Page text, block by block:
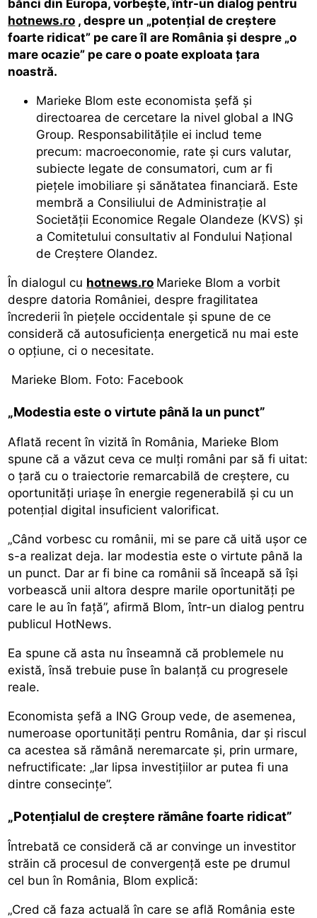
bănci din Europa, vorbește, într-un dialog pentru
hotnews.ro , despre un „potențial de creștere
foarte ridicat” pe care îl are România și despre „o
mare ocazie” pe care o poate exploata țara
noastră.
Marieke Blom este economista șefă și
directoarea de cercetare la nivel global a ING
Group. Responsabilitățile ei includ teme
precum: macroeconomie, rate și curs valutar,
subiecte legate de consumatori, cum ar fi
piețele imobiliare și sănătatea financiară. Este
membră a Consiliului de Administrație al
Societății Economice Regale Olandeze (KVS) și
a Comitetului consultativ al Fondului Național
de Creștere Olandez.
În dialogul cu hotnews.ro Marieke Blom a vorbit
despre datoria României, despre fragilitatea
încrederii în piețele occidentale și spune de ce
consideră că autosuficiența energetică nu mai este
o opțiune, ci o necesitate.
Marieke Blom. Foto: Facebook
„Modestia este o virtute până la un punct”
Aflată recent în vizită în România, Marieke Blom
spune că a văzut ceva ce mulți români par să fi uitat:
o țară cu o traiectorie remarcabilă de creștere, cu
oportunități uriașe în energie regenerabilă și cu un
potențial digital insuficient valorificat.
„Când vorbesc cu românii, mi se pare că uită ușor ce
s-a realizat deja. Iar modestia este o virtute până la
un punct. Dar ar fi bine ca românii să înceapă să își
vorbească unii altora despre marile oportunități pe
care le au în față”, afirmă Blom, într-un dialog pentru
publicul HotNews.
Ea spune că asta nu înseamnă că problemele nu
există, însă trebuie puse în balanță cu progresele
reale.
Economista șefă a ING Group vede, de asemenea,
numeroase oportunități pentru România, dar și riscul
ca acestea să rămână neremarcate și, prin urmare,
nefructificate: „Iar lipsa investițiilor ar putea fi una
dintre consecințe”.
„Potențialul de creștere rămâne foarte ridicat”
Întrebată ce consideră că ar convinge un investitor
străin că procesul de convergență este pe drumul
cel bun în România, Blom explică:
„Cred că faza actuală în care se află România este